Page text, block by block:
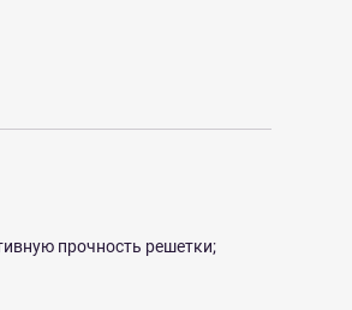
прочность решетки;